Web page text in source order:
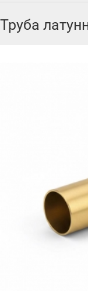
Труба